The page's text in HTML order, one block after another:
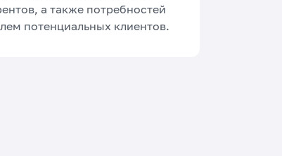
а также потребностей
потенциальных клиентов.